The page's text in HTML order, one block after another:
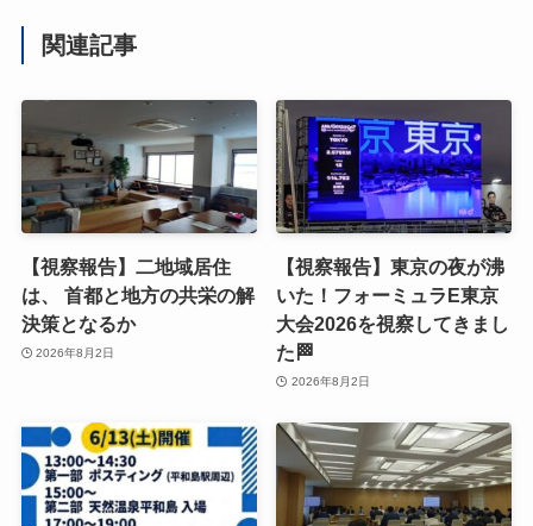
関連記事
【視察報告】二地域居住
は、 首都と地方の共栄の解
決策となるか
2026年8月2日
【視察報告】東京の夜が沸
いた！フォーミュラE東京
大会2026を視察してきまし
た🏁
2026年8月2日